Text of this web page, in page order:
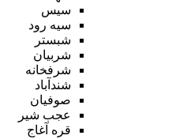
سیس
سیه رود
شبستر
شربیان
شرفخانه
شندآباد
صوفیان
عجب شیر
قره آغاج